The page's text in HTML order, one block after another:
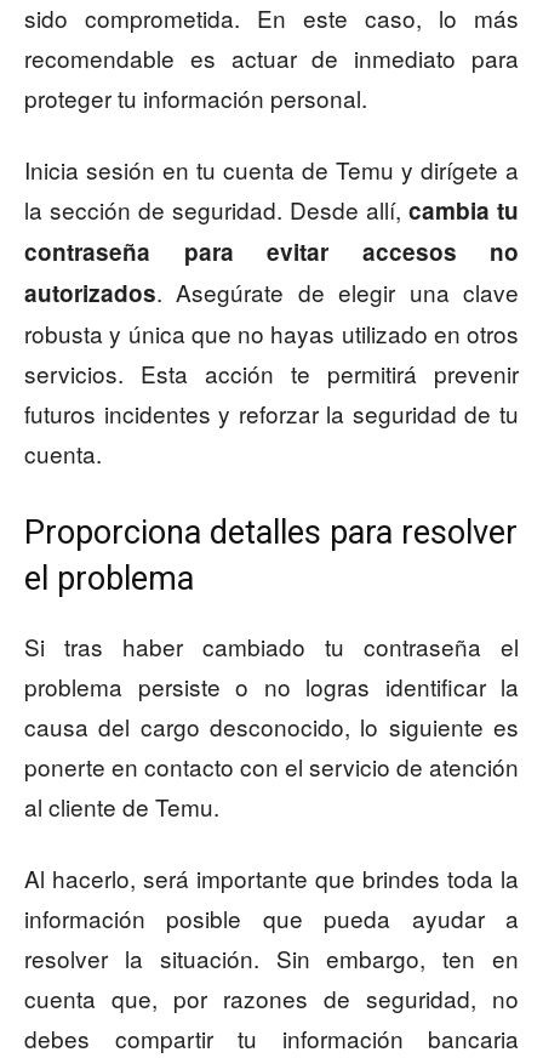
sido comprometida. En este caso, lo más
recomendable es actuar de inmediato para
proteger tu información personal.
Inicia sesión en tu cuenta de Temu y dirígete a
la sección de seguridad. Desde allí, cambia tu
contraseña para evitar accesos no
autorizados. Asegúrate de elegir una clave
robusta y única que no hayas utilizado en otros
servicios. Esta acción te permitirá prevenir
futuros incidentes y reforzar la seguridad de tu
cuenta.
Proporciona detalles para resolver
el problema
Si tras haber cambiado tu contraseña el
problema persiste o no logras identificar la
causa del cargo desconocido, lo siguiente es
ponerte en contacto con el servicio de atención
al cliente de Temu.
Al hacerlo, será importante que brindes toda la
información posible que pueda ayudar a
resolver la situación. Sin embargo, ten en
cuenta que, por razones de seguridad, no
debes compartir tu información bancaria